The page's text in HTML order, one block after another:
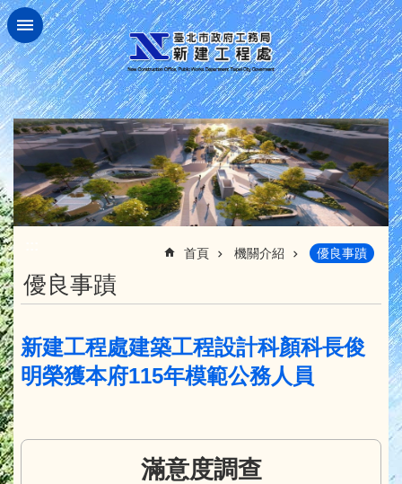
跳到主要內容區塊
首頁 機關介紹 優良事蹟
優良事蹟
新建工程處建築工程設計科顏科長俊
明榮獲本府115年模範公務人員
滿意度調查